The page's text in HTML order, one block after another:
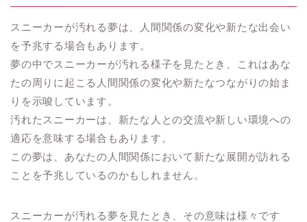
スニーカーが汚れる夢は、人間関係の変化や新たな出会い
を予兆する場合もあります。
夢の中でスニーカーが汚れる様子を見たとき、これはあな
たの周りに起こる人間関係の変化や新たなつながりの始ま
りを示唆しています。
汚れたスニーカーは、新たな人との交流や新しい環境への
適応を意味する場合もあります。
この夢は、あなたの人間関係において新たな展開が訪れる
ことを予兆しているのかもしれません。
スニーカーが汚れる夢を見たとき、その意味は様々です